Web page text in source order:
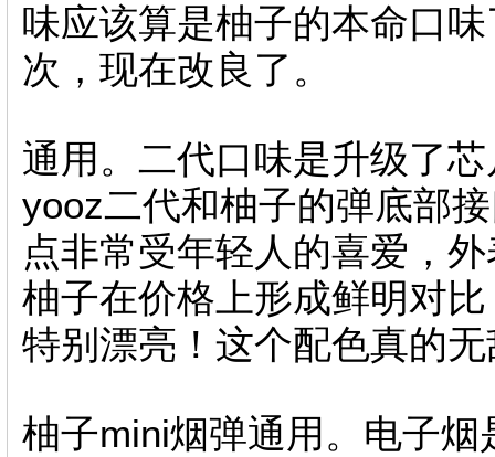
味应该算是柚子的本命口
次，现在改良了。
通用。二代口味是升级了
yooz二代和柚子的弹底部
点非常受年轻人的喜爱，
柚子在价格上形成鲜明对
特别漂亮！这个配色真的
柚子mini烟弹通用。电子